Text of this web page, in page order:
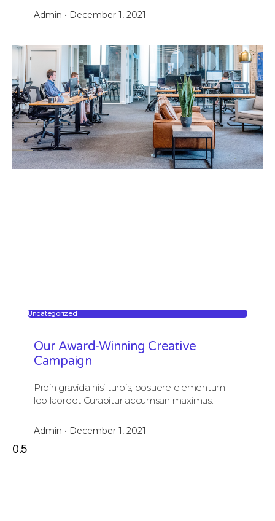
Admin December 1, 2021
Uncategorized
Our Award-Winning Creative
Campaign
Proin gravida nisi turpis, posuere elementum
leo laoreet Curabitur accumsan maximus.
Admin December 1, 2021